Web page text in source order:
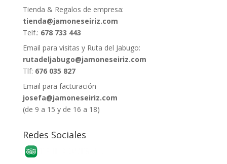
Tienda & Regalos de empresa:
tienda@jamoneseiriz.com
Telf.: 678 733 443
Email para visitas y Ruta del Jabugo:
rutadeljabugo@jamoneseiriz.com
Tlf: 676 035 827
Email para facturación
josefa@jamoneseiriz.com
(de 9 a 15 y de 16 a 18)
Redes Sociales